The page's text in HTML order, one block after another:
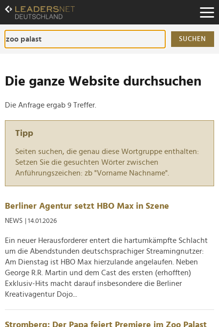
Zum
Inhalt
Zur
Fußzeilen-
Navigation
SUCHEN
Die ganze Website durchsuchen
Die Anfrage ergab 9 Treffer.
Tipp
Seiten suchen, die genau diese Wortgruppe enthalten:
Setzen Sie die gesuchten Wörter zwischen
Anführungszeichen: zb "Vorname Nachname".
Berliner Agentur setzt HBO Max in Szene
NEWS | 14.01.2026
Ein neuer Herausforderer entert die hartumkämpfte Schlacht
um die Abendstunden deutschsprachiger Streamingnutzer:
Am Dienstag ist HBO Max hierzulande angelaufen. Neben
George R.R. Martin und dem Cast des ersten (erhofften)
Exklusiv-Hits macht darauf insbesondere die Berliner
Kreativagentur Dojo...
Stromberg: Der Papa feiert Premiere im Zoo Palast